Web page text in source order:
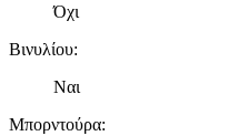
Όχι
Βινυλίου:
Ναι
Μπορντούρα: